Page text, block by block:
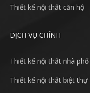
Thiết kế nội thất căn hộ
DỊCH VỤ CHÍNH
Thiết kế nội thất nhà phố
Thiết kế nội thất biệt thự